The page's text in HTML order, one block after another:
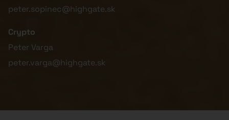
peter.sopinec@highgate.sk
Crypto
Peter Varga
peter.varga@highgate.sk